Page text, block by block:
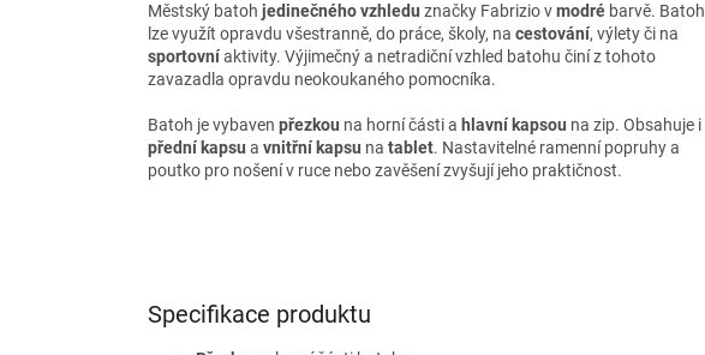
Městský batoh jedinečného vzhledu značky Fabrizio vmodré barvě. Batoh
lze využít opravdu všestranně, do práce, školy, na cestování, výlety či na
sportovníaktivity. Výjimečný a netradiční vzhled batohu činí z tohoto
zavazadla opravdu neokoukaného pomocníka.
Batoh je vybaven přezkou na horní části a hlavní kapsou na zip. Obsahuje i
přední kapsu a vnitřní kapsu na tablet. Nastavitelné ramenní popruhy a
poutko pro nošení v ruce nebo zavěšení zvyšují jeho praktičnost.
Specifikace produktu